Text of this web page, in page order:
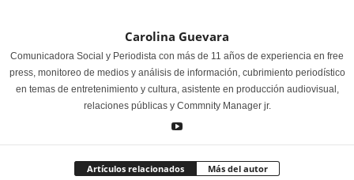
Carolina Guevara
Comunicadora Social y Periodista con más de 11 años de experiencia en free
press, monitoreo de medios y análisis de información, cubrimiento periodístico
en temas de entretenimiento y cultura, asistente en producción audiovisual,
relaciones públicas y Commnity Manager jr.
Artículos relacionados Más del autor